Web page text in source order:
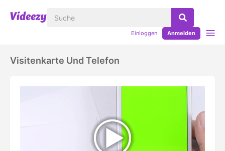
Einloggen Anmelden
Visitenkarte Und Telefon